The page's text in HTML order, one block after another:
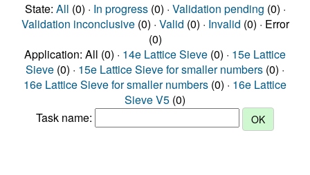
State: All (0) · In progress(0) · Validation pending (0) ·
Validation inconclusive(0) · Valid (0) · Invalid (0) · Error
(0)
Application: All (0) · 14e Lattice Sieve (0) · 15e Lattice
Sieve (0) · 15e Lattice Sieve for smaller numbers (0) ·
16e Lattice Sieve for smaller numbers (0) · 16e Lattice
Sieve V5 (0)
Task name: